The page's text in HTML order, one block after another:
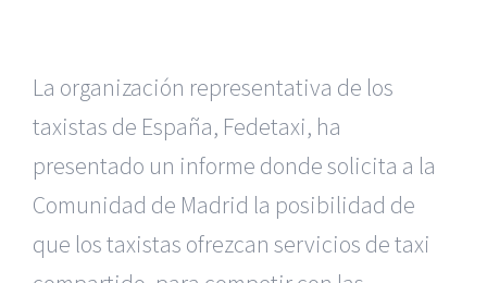
La organización representativa de los
taxistas de España, Fedetaxi, ha
presentado un informe donde solicita a la
Comunidad de Madrid la posibilidad de
que los taxistas ofrezcan servicios de taxi